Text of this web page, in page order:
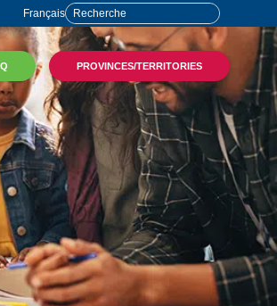
Français
PROVINCES/TERRITORIES